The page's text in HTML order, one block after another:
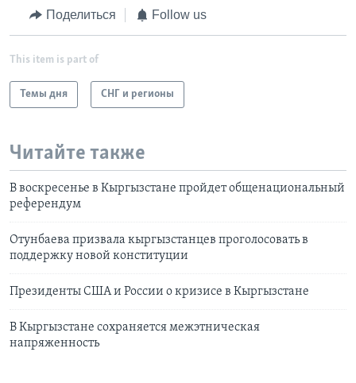
Поделиться Follow us
This item is part of
Темы дня СНГ и регионы
Читайте также
В воскресенье в Кыргызстане пройдет общенациональный
референдум
Отунбаева призвала кыргызстанцев проголосовать в
поддержку новой конституции
Президенты США и России о кризисе в Кыргызстане
В Кыргызстане сохраняется межэтническая
напряженность